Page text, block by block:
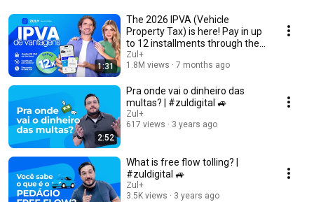
mão, reunido em um só app para facilitar o seu dia a dia.
1:31
The 2026 IPVA (Vehicle
Property Tax) is here! Pay in up
to 12 installments through the
Zul+ app a...
Zul+
1.8M views
7 months ago
2:52
Pra onde vai o dinheiro das
multas? | #zuldigital 🚙
Zul+
617 views
3 years ago
What is free flow tolling? |
#zuldigital 🚙
Zul+
3.5K views
3 years ago